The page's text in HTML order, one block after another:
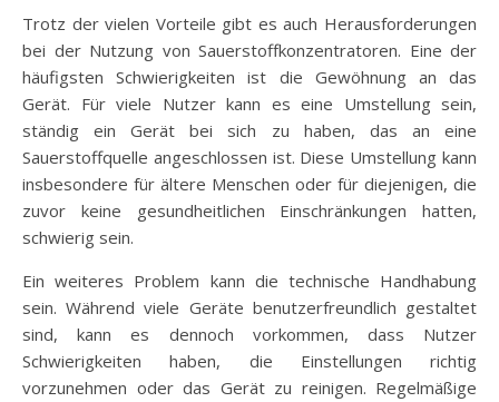
Trotz der vielen Vorteile gibt es auch Herausforderungen
bei der Nutzung von Sauerstoffkonzentratoren. Eine der
häufigsten Schwierigkeiten ist die Gewöhnung an das
Gerät. Für viele Nutzer kann es eine Umstellung sein,
ständig ein Gerät bei sich zu haben, das an eine
Sauerstoffquelle angeschlossen ist. Diese Umstellung kann
insbesondere für ältere Menschen oder für diejenigen, die
zuvor keine gesundheitlichen Einschränkungen hatten,
schwierig sein.
Ein weiteres Problem kann die technische Handhabung
sein. Während viele Geräte benutzerfreundlich gestaltet
sind, kann es dennoch vorkommen, dass Nutzer
Schwierigkeiten haben, die Einstellungen richtig
vorzunehmen oder das Gerät zu reinigen. Regelmäßige